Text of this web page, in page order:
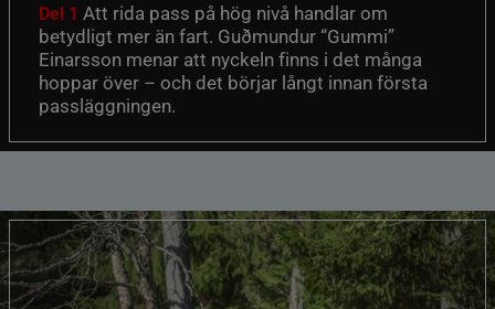
Del 1 Att rida pass på hög nivå handlar om
betydligt mer än fart. Guðmundur “Gummi”
Einarsson menar att nyckeln finns i det många
hoppar över – och det börjar långt innan första
passläggningen.